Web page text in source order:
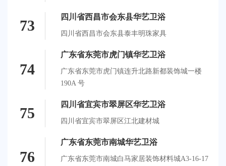
73
四川省西昌市会东县华艺卫浴
四川省西昌市会东县泰丰明珠家具
74
广东省东莞市虎门镇华艺卫浴
广东省东莞市虎门镇连升北路新都装饰城一楼
190A 号
75
四川省宜宾市翠屏区华艺卫浴
四川省宜宾市翠屏区江北建材城
76
广东省东莞市南城华艺卫浴
广东省东莞市南城白马家居装饰材料城A3-16-17